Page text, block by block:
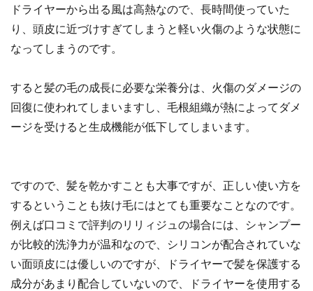
ドライヤーから出る風は高熱なので、長時間使っていた
り、頭皮に近づけすぎてしまうと軽い火傷のような状態に
なってしまうのです。
すると髪の毛の成長に必要な栄養分は、火傷のダメージの
回復に使われてしまいますし、毛根組織が熱によってダメ
ージを受けると生成機能が低下してしまいます。
ですので、髪を乾かすことも大事ですが、正しい使い方を
するということも抜け毛にはとても重要なことなのです。
例えば口コミで評判のリリィジュの場合には、シャンプー
が比較的洗浄力が温和なので、シリコンが配合されていな
い面頭皮には優しいのですが、ドライヤーで髪を保護する
成分があまり配合していないので、ドライヤーを使用する